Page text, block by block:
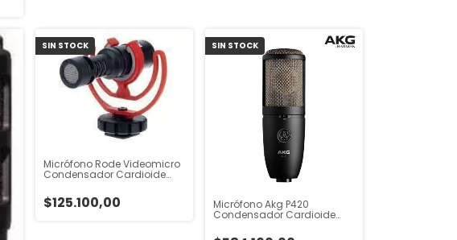
SIN STOCK
Micrófono Rode Videomicro
Condensador Cardioide
$125.100,00
SIN STOCK
Micrófono Akg P420
Condensador Cardioide